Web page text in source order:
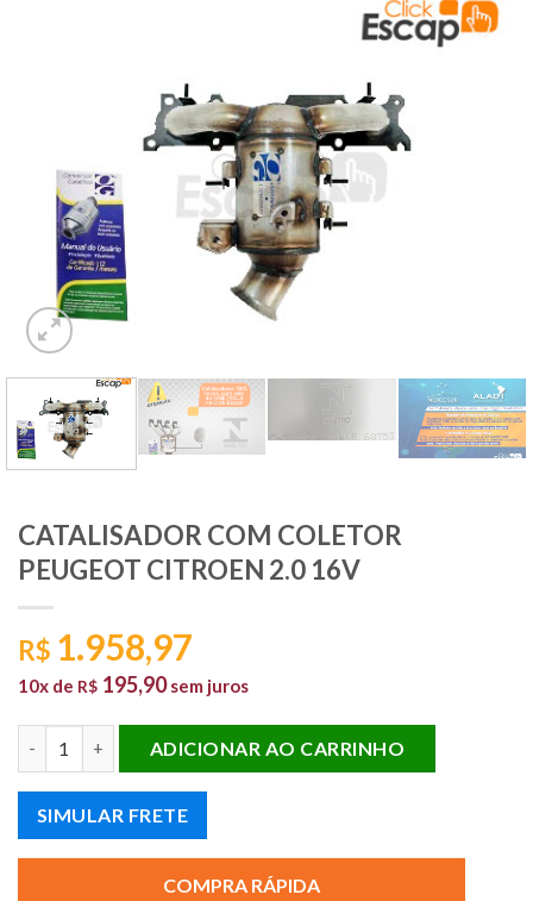
CATALISADOR COM COLETOR
PEUGEOT CITROEN 2.0 16V
R$ 1.958,97
10x de R$ 195,90 sem juros
ADICIONAR AO CARRINHO
SIMULAR FRETE
COMPRA RÁPIDA